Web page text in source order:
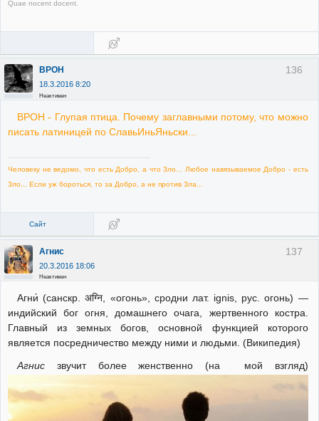
Quae nocent docent.
136
BPOH
18.3.2016 8:20
Неактивен
BPOH - Глупая птица. Почему заглавными потому, что можно
писать латиницей по СлавьИньЯньски...
Человеку не ведомо, что есть Добро, а что Зло... Любое навязываемое Добро - есть
Зло... Если уж бороться, то за Добро, а не против Зла...
Сайт
137
Агнис
20.3.2016 18:06
Неактивен
Агни́ (санскр. अग्नि, «огонь», сродни лат. ignis, рус. огонь) —
индийский бог огня, домашнего очага, жертвенного костра.
Главный из земных богов, основной функцией которого
является посредничество между ними и людьми. (Википедия)
Агнис звучит более женственно (на мой взгляд)